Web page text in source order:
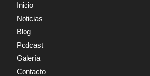
Inicio
Noticias
Blog
Podcast
Galería
Contacto